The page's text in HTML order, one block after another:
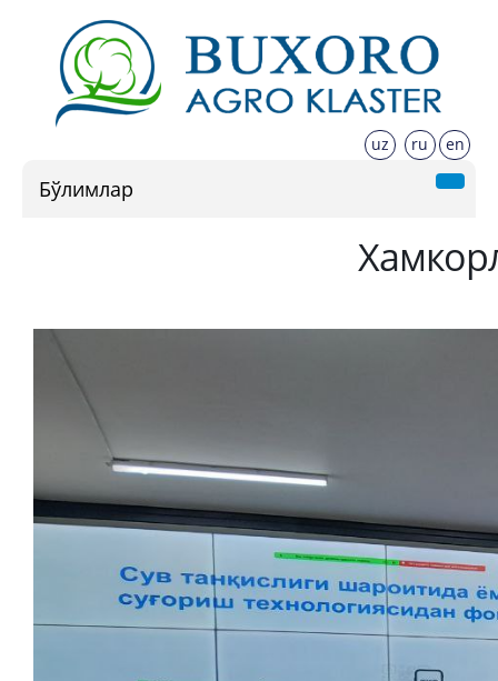
uz ru en
Бўлимлар